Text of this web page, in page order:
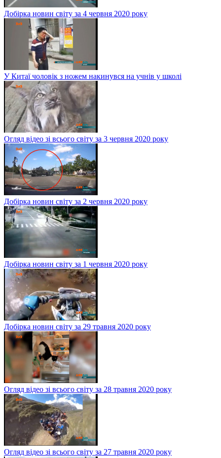
Добірка новин світу за 4 червня 2020 року
У Китаї чоловік з ножем накинувся на учнів у школі
Огляд відео зі всього світу за 3 червня 2020 року
Добірка новин світу за 2 червня 2020 року
Добірка новин світу за 1 червня 2020 року
Добірка новин світу за 29 травня 2020 року
Огляд відео зі всього світу за 28 травня 2020 року
Огляд відео зі всього світу за 27 травня 2020 року